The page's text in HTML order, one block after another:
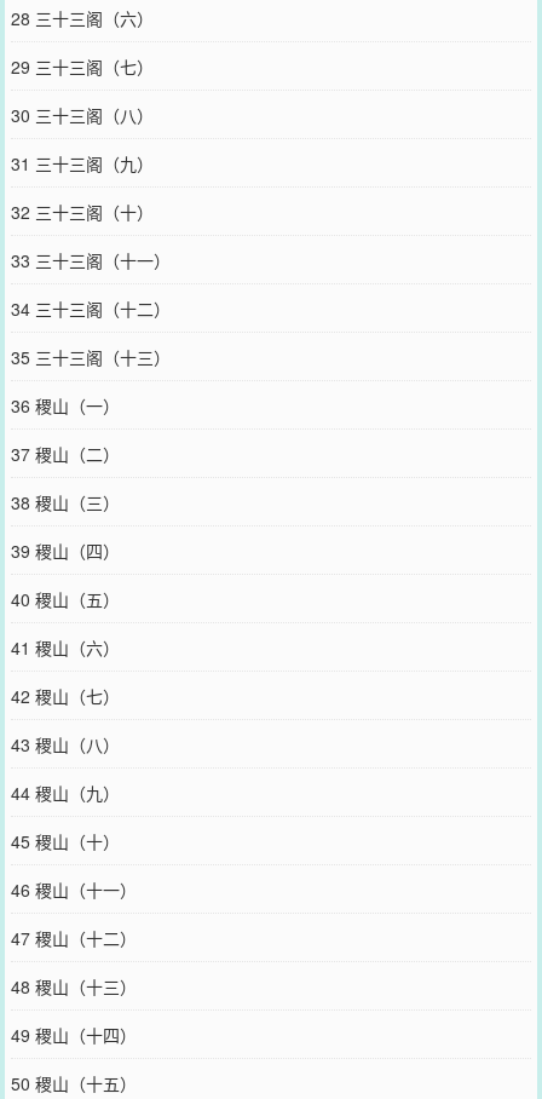
28 三十三阁（六）
29 三十三阁（七）
30 三十三阁（八）
31 三十三阁（九）
32 三十三阁（十）
33 三十三阁（十一）
34 三十三阁（十二）
35 三十三阁（十三）
36 稷山（一）
37 稷山（二）
38 稷山（三）
39 稷山（四）
40 稷山（五）
41 稷山（六）
42 稷山（七）
43 稷山（八）
44 稷山（九）
45 稷山（十）
46 稷山（十一）
47 稷山（十二）
48 稷山（十三）
49 稷山（十四）
50 稷山（十五）